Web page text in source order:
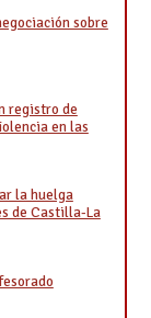
sobre
registro de
en las
la huelga
de Castilla-La